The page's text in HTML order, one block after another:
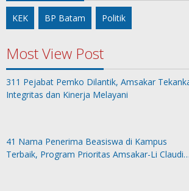
KEK BP Batam Politik
Most View Post
311 Pejabat Pemko Dilantik, Amsakar
Integritas dan Kinerja Melayani
41 Nama Penerima Beasiswa di Kampus
Terbaik, Program Prioritas Amsakar-Li Claudi…